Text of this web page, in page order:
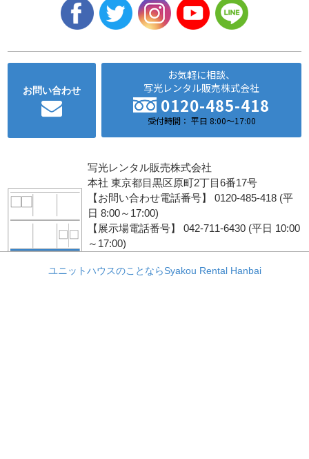
お問い合わせ
お気軽に相談、
写光レンタル販売株式会社
0120-485-418
受付時間： 平日 8:00～17:00
写光レンタル販売株式会社
本社 東京都目黒区原町2丁目6番17号
【お問い合わせ電話番号】 0120-485-418 (平
日 8:00～17:00)
【展示場電話番号】 042-711-6430 (平日 10:00
～17:00)
ユニットハウスのことならSyakou Rental Hanbai